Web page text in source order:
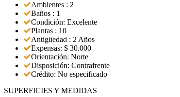
Ambientes : 2
Baños : 1
Condición: Excelente
Plantas : 10
Antigüedad : 2 Años
Expensas: $ 30.000
Orientación: Norte
Disposición: Contrafrente
Crédito: No especificado
SUPERFICIES Y MEDIDAS